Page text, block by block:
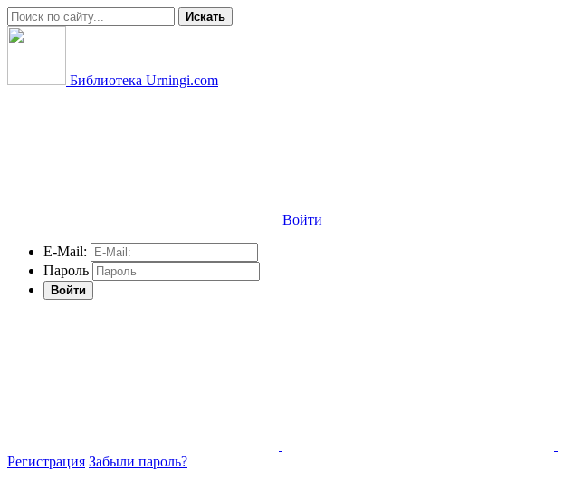
Искать
Библиотека Urningi.com
Войти
E-Mail:
Пароль
Войти
Регистрация Забыли пароль?